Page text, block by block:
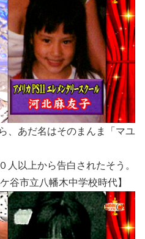
、あだ名はそのまんま「マユ
人以上から告白されたそう。
市立八幡木中学校時代】